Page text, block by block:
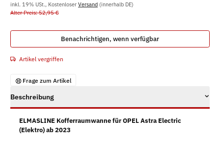
inkl. 19% USt., Kostenloser Versand (innerhalb DE)
Alter Preis: 52,95 €
Benachrichtigen, wenn verfügbar
Artikel vergriffen
Frage zum Artikel
Beschreibung
ELMASLINE Kofferraumwanne für OPEL Astra Electric
(Elektro) ab 2023